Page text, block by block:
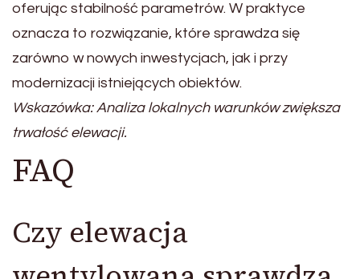
oferując stabilność parametrów. W praktyce
oznacza to rozwiązanie, które sprawdza się
zarówno w nowych inwestycjach, jak i przy
modernizacji istniejących obiektów.
Wskazówka: Analiza lokalnych warunków zwiększa
trwałość elewacji.
FAQ
Czy elewacja